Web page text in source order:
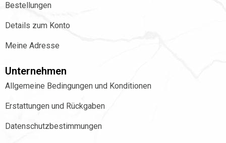
Bestellungen
Details zum Konto
Meine Adresse
Unternehmen
Allgemeine Bedingungen und Konditionen
Erstattungen und Rückgaben
Datenschutzbestimmungen